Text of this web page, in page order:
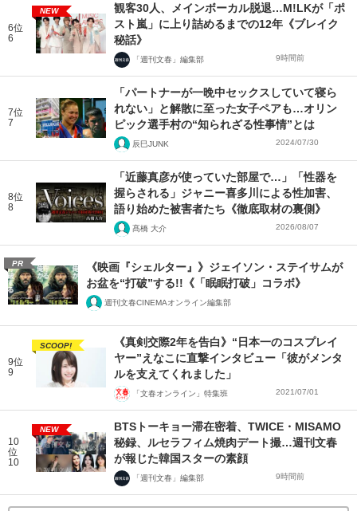
6位
6
NEW
観客30人、メインボーカル脱退…M!LKが「ポ
スト嵐」に上り詰めるまでの12年《ブレイク
秘話》
「週刊文春」編集部 9時間前
7位
7
「パートナーが一晩中セックスしていて寝ら
れない」と解散に至った女子ペアも…オリン
ピック選手村の“知られざる性事情”とは
辰巳JUNK 2024/07/30
8位
8
「近藤真彦が使っていた部屋で…」「性器を
握らされる」ジャニー喜多川による性加害、
語り始めた被害者たち《徹底取材の裏側》
髙橋 大介 2026/08/07
PR
《映画『シェルター』》ジェイソン・ステイサムが
お盆を“打破”する!!《「眠眠打破」コラボ》
週刊文春CINEMAオンライン編集部
9位
9
SCOOP!
《真剣交際2年を告白》“日本一のコスプレイ
ヤー”えなこに直撃インタビュー「彼がメンタ
ルを支えてくれました」
「文春オンライン」特集班 2021/07/01
10
位
10
NEW
BTSトーキョー滞在密着、TWICE・MISAMO
秘録、ルセラフィム焼肉デート撮…週刊文春
が報じた韓国スターの素顔
「週刊文春」編集部 9時間前